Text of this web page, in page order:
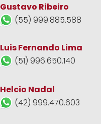
Gustavo Ribeiro
(55) 999.885.588
Luis Fernando Lima
(51) 996.650.140
Helcio Nadal
(42) 999.470.603